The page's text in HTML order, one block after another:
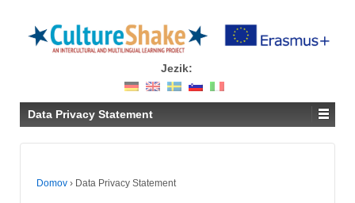
Jezik:
Data Privacy Statement
Domov › Data Privacy Statement